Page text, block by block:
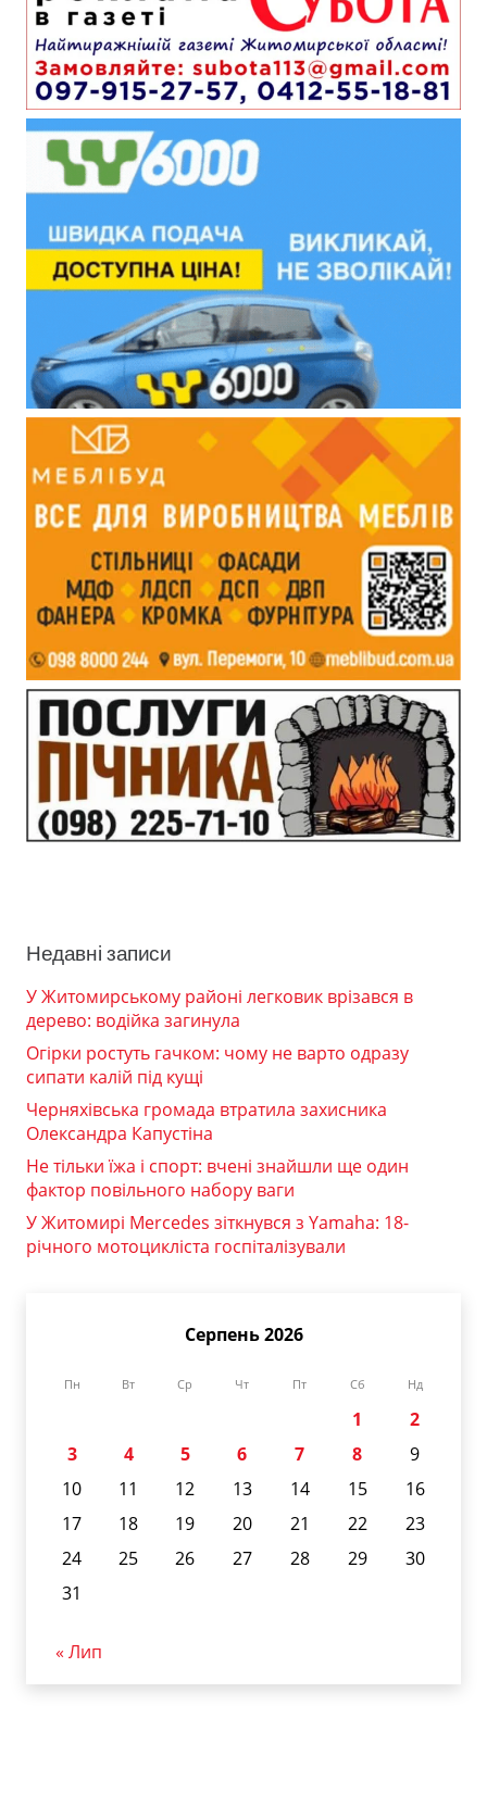
Недавні записи
У Житомирському районі легковик врізався в
дерево: водійка загинула
Огірки ростуть гачком: чому не варто одразу
сипати калій під кущі
Черняхівська громада втратила захисника
Олександра Капустіна
Не тільки їжа і спорт: вчені знайшли ще один
фактор повільного набору ваги
У Житомирі Mercedes зіткнувся з Yamaha: 18-
річного мотоцикліста госпіталізували
Серпень 2026
Пн Вт Ср Чт Пт Сб Нд
1
2
3
4 5 6 7 8
9
10
11 12 13 14 15
16
17
18 19 20 21 22
23
24
25 26 27 28 29
30
31
« Лип